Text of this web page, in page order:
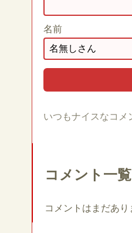
名前
いつもナイスなコメ
コメント一覧
コメントはまだあり